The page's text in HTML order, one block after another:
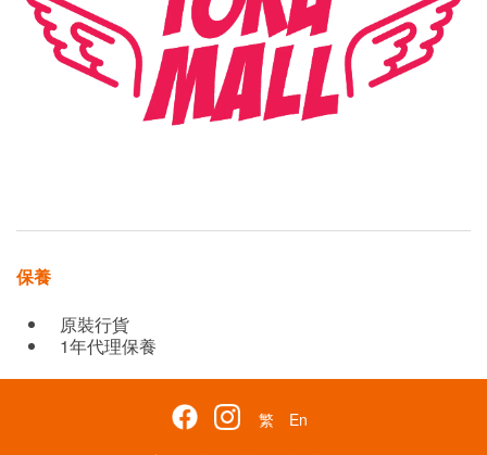
保養
原裝行貨
1年代理保養
繁
En